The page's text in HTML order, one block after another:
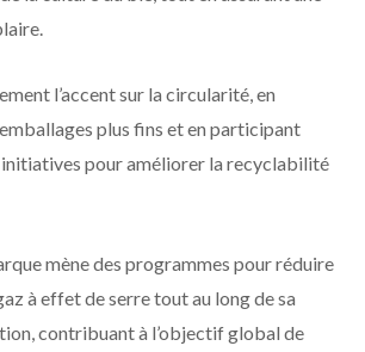
l’accent sur la circularité, en
plus fins et en participant
pour améliorer la recyclabilité
mène des programmes pour réduire
à effet de serre tout au long de sa
contribuant à l’objectif global de